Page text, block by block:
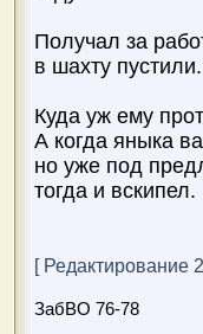
Получал за
в шахту пустили.
Куда уж ему
А когда яныка
но уже под
тогда и
[ Редактирование
ЗабВО 76-78